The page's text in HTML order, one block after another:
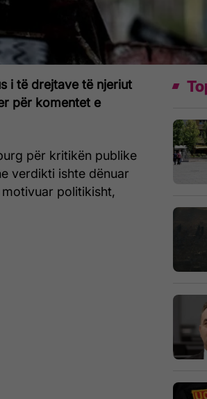
i të drejtave të njeriut
për komentet e
për kritikën publike
verdikti ishte dënuar
politikisht,